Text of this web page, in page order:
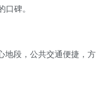
碑。
地段，公共交通便捷，方